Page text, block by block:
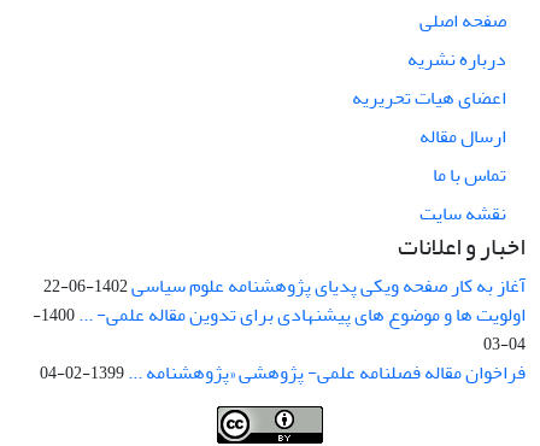
صفحه اصلی
درباره نشریه
اعضای هیات تحریریه
ارسال مقاله
تماس با ما
نقشه سایت
اخبار و اعلانات
آغاز به کار صفحه ویکی پدیای پژوهشنامه علوم سیاسی1402-06-22
اولویت ها و موضوع های پیشنهادی برای تدوین مقاله علمی- ...
1400-
04-03
فراخوان مقاله فصلنامه علمی- پژوهشی «پژوهشنامه ...1399-02-04